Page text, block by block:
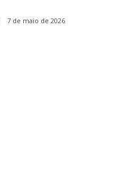
7 de maio de 2026